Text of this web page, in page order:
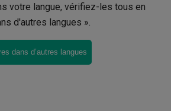
votre langue, vérifiez-les tous en
d'autres langues ».
dans d’autres langues